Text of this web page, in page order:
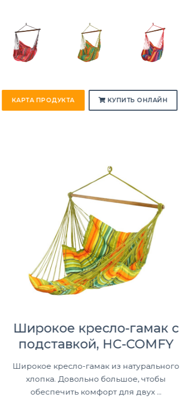
КАРТА ПРОДУКТА КУПИТЬ ОНЛАЙН
Широкое кресло-гамак с
подставкой, HC-COMFY
Широкое кресло-гамак из натурального
хлопка. Довольно большое, чтобы
обеспечить комфорт для двух ...